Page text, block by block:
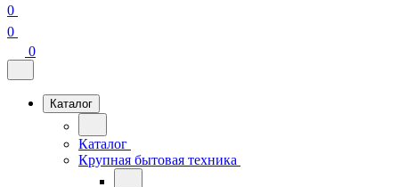
0
0
0
Каталог
Каталог
Крупная бытовая техника